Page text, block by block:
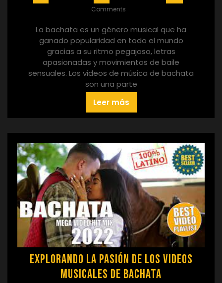
Comments
La bachata es un género musical que ha
ganado popularidad en todo el mundo
gracias a su ritmo pegajoso, letras
apasionadas y movimientos de baile
sensuales. Los videos de música de bachata
son una parte
Leer más
Explorando la Pasión de los Videos
Musicales de Bachata